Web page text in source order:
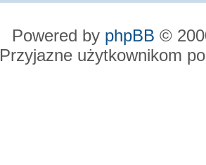
Powered by phpBB ©
Przyjazne użytkownikom